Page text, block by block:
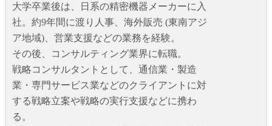
大学卒業後は、日系の精密機器メーカーに入
社。約9年間に渡り人事、海外販売 (東南アジ
ア地域)、営業支援などの業務を経験。
その後、コンサルティング業界に転職。
戦略コンサルタントとして、通信業・製造
業・専門サービス業などのクライアントに対
する戦略立案や戦略の実行支援などに携わ
る。